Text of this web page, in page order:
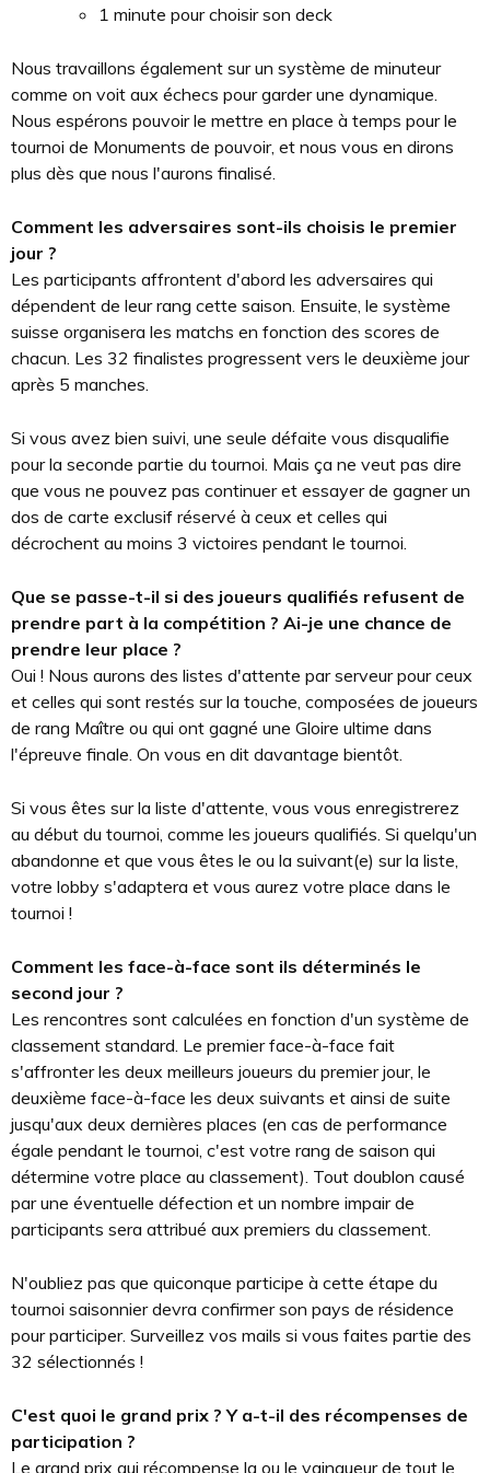
1 minute pour choisir son deck
Nous travaillons également sur un système de minuteur
comme on voit aux échecs pour garder une dynamique.
Nous espérons pouvoir le mettre en place à temps pour le
tournoi de Monuments de pouvoir, et nous vous en dirons
plus dès que nous l'aurons finalisé.
Comment les adversaires sont-ils choisis le premier
jour ?
Les participants affrontent d'abord les adversaires qui
dépendent de leur rang cette saison. Ensuite, le système
suisse organisera les matchs en fonction des scores de
chacun. Les 32 finalistes progressent vers le deuxième jour
après 5 manches.
Si vous avez bien suivi, une seule défaite vous disqualifie
pour la seconde partie du tournoi. Mais ça ne veut pas dire
que vous ne pouvez pas continuer et essayer de gagner un
dos de carte exclusif réservé à ceux et celles qui
décrochent au moins 3 victoires pendant le tournoi.
Que se passe-t-il si des joueurs qualifiés refusent de
prendre part à la compétition ? Ai-je une chance de
prendre leur place ?
Oui ! Nous aurons des listes d'attente par serveur pour ceux
et celles qui sont restés sur la touche, composées de joueurs
de rang Maître ou qui ont gagné une Gloire ultime dans
l'épreuve finale. On vous en dit davantage bientôt.
Si vous êtes sur la liste d'attente, vous vous enregistrerez
au début du tournoi, comme les joueurs qualifiés. Si quelqu'un
abandonne et que vous êtes le ou la suivant(e) sur la liste,
votre lobby s'adaptera et vous aurez votre place dans le
tournoi !
Comment les face-à-face sont ils déterminés le
second jour ?
Les rencontres sont calculées en fonction d'un système de
classement standard. Le premier face-à-face fait
s'affronter les deux meilleurs joueurs du premier jour, le
deuxième face-à-face les deux suivants et ainsi de suite
jusqu'aux deux dernières places (en cas de performance
égale pendant le tournoi, c'est votre rang de saison qui
détermine votre place au classement). Tout doublon causé
par une éventuelle défection et un nombre impair de
participants sera attribué aux premiers du classement.
N'oubliez pas que quiconque participe à cette étape du
tournoi saisonnier devra confirmer son pays de résidence
pour participer. Surveillez vos mails si vous faites partie des
32 sélectionnés !
C'est quoi le grand prix ? Y a-t-il des récompenses de
participation ?
Le grand prix qui récompense la ou le vainqueur de tout le